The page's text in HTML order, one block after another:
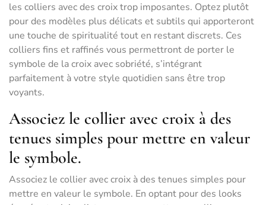
les colliers avec des croix trop imposantes. Optez plutôt
pour des modèles plus délicats et subtils qui apporteront
une touche de spiritualité tout en restant discrets. Ces
colliers fins et raffinés vous permettront de porter le
symbole de la croix avec sobriété, s’intégrant
parfaitement à votre style quotidien sans être trop
voyants.
Associez le collier avec croix à des
tenues simples pour mettre en valeur
le symbole.
Associez le collier avec croix à des tenues simples pour
mettre en valeur le symbole. En optant pour des looks